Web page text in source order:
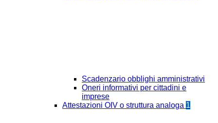
Scadenzario obblighi amministrativi
Oneri informativi per cittadini e
imprese
Attestazioni OIV o struttura analoga 1